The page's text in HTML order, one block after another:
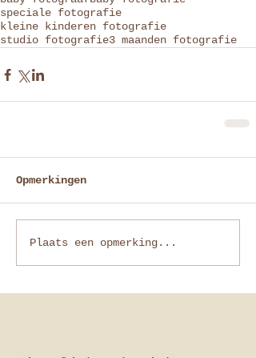
speciale fotografie
kleine kinderen fotografie
studio fotografie3 maanden fotografie
Opmerkingen
Plaats een opmerking...